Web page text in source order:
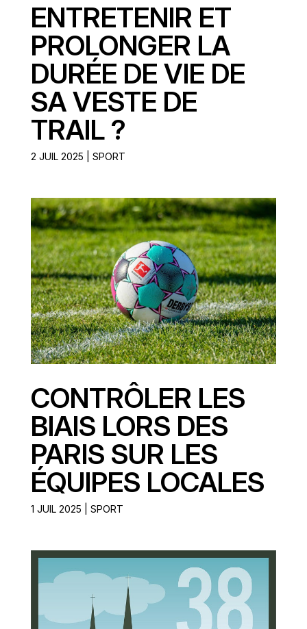
ENTRETENIR ET
PROLONGER LA
DURÉE DE VIE DE
SA VESTE DE
TRAIL ?
2 JUIL 2025 SPORT
CONTRÔLER LES
BIAIS LORS DES
PARIS SUR LES
ÉQUIPES LOCALES
1 JUIL 2025 SPORT